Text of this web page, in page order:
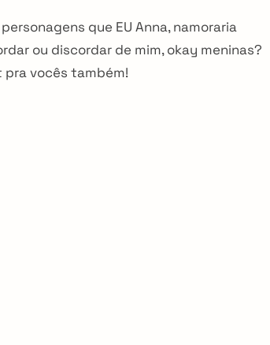
que EU Anna, namoraria
ou discordar de mim, okay meninas?
pra vocês também!